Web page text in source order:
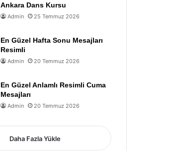
Ankara Dans Kursu
Admin 25 Temmuz 2026
En Güzel Hafta Sonu Mesajları
Resimli
Admin 20 Temmuz 2026
En Güzel Anlamlı Resimli Cuma
Mesajları
Admin 20 Temmuz 2026
Daha Fazla Yükle